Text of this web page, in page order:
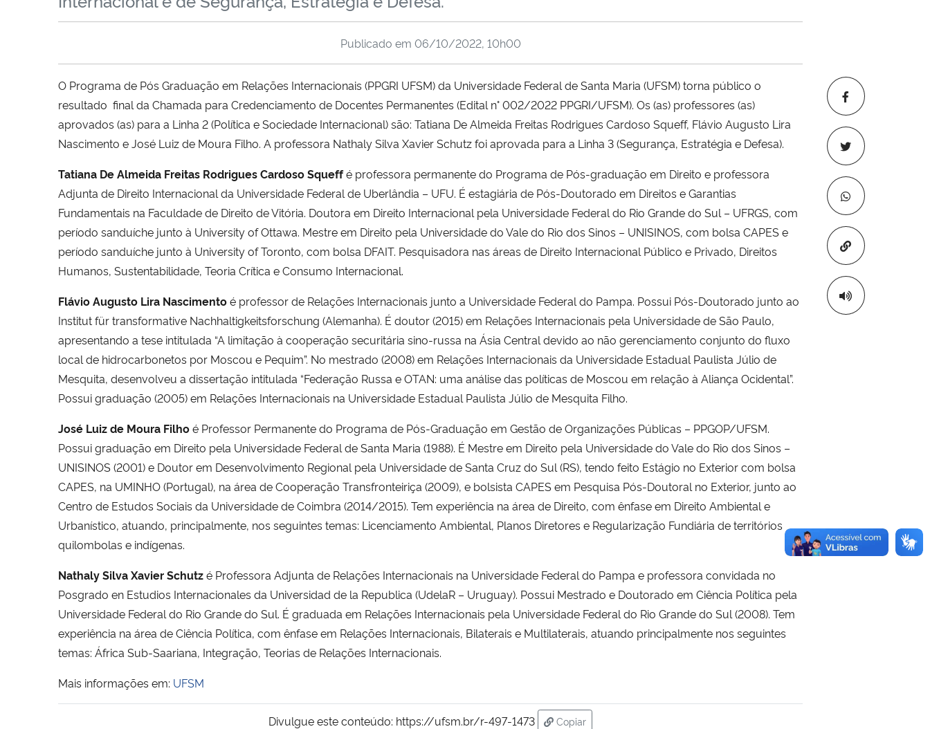
Copiar para
Publicado em 06/10/2022, 10h00
O Programa de Pós Graduação em Relações Internacionais (PPGRI UFSM) da Universidade Federal de Santa Maria (UFSM) torna público o
resultado final da Chamada para Credenciamento de Docentes Permanentes (Edital n° 002/2022 PPGRI/UFSM). Os (as) professores (as)
aprovados (as) para a Linha 2 (Política e Sociedade Internacional) são: Tatiana De Almeida Freitas Rodrigues Cardoso Squeff, Flávio Augusto Lira
Nascimento e José Luiz de Moura Filho. A professora Nathaly Silva Xavier Schutz foi aprovada para a Linha 3 (Segurança, Estratégia e Defesa).
Tatiana De Almeida Freitas Rodrigues Cardoso Squeffé professora permanente do Programa de Pós-graduação em Direito e professora
Adjunta de Direito Internacional da Universidade Federal de Uberlândia – UFU. É estagiária de Pós-Doutorado em Direitos e Garantias
Fundamentais na Faculdade de Direito de Vitória. Doutora em Direito Internacional pela Universidade Federal do Rio Grande do Sul – UFRGS, com
período sanduíche junto à University of Ottawa. Mestre em Direito pela Universidade do Vale do Rio dos Sinos – UNISINOS, com bolsa CAPES e
período sanduíche junto à University of Toronto, com bolsa DFAIT. Pesquisadora nas áreas de Direito Internacional Público e Privado, Direitos
Humanos, Sustentabilidade, Teoria Crítica e Consumo Internacional.
Flávio Augusto Lira Nascimentoé professor de Relações Internacionais junto a Universidade Federal do Pampa. Possui Pós-Doutorado junto ao
Institut für transformative Nachhaltigkeitsforschung (Alemanha). É doutor (2015) em Relações Internacionais pela Universidade de São Paulo,
apresentando a tese intitulada “A limitação à cooperação securitária sino-russa na Ásia Central devido ao não gerenciamento conjunto do fluxo
local de hidrocarbonetos por Moscou e Pequim”. No mestrado (2008) em Relações Internacionais da Universidade Estadual Paulista Júlio de
Mesquita, desenvolveu a dissertação intitulada “Federação Russa e OTAN: uma análise das políticas de Moscou em relação à Aliança Ocidental”.
Possui graduação (2005) em Relações Internacionais na Universidade Estadual Paulista Júlio de Mesquita Filho.
José Luiz de Moura Filhoé Professor Permanente do Programa de Pós-Graduação em Gestão de Organizações Públicas – PPGOP/UFSM.
Possui graduação em Direito pela Universidade Federal de Santa Maria (1988). É Mestre em Direito pela Universidade do Vale do Rio dos Sinos –
UNISINOS (2001) e Doutor em Desenvolvimento Regional pela Universidade de Santa Cruz do Sul (RS), tendo feito Estágio no Exterior com bolsa
CAPES, na UMINHO (Portugal), na área de Cooperação Transfronteiriça (2009), e bolsista CAPES em Pesquisa Pós-Doutoral no Exterior, junto ao
Centro de Estudos Sociais da Universidade de Coimbra (2014/2015). Tem experiência na área de Direito, com ênfase em Direito Ambiental e
Urbanístico, atuando, principalmente, nos seguintes temas: Licenciamento Ambiental, Planos Diretores e Regularização Fundiária de territórios
quilombolas e indígenas.
Nathaly Silva Xavier Schutzé Professora Adjunta de Relações Internacionais na Universidade Federal do Pampa e professora convidada no
Posgrado en Estudios Internacionales da Universidad de la Republica (UdelaR – Uruguay). Possui Mestrado e Doutorado em Ciência Política pela
Universidade Federal do Rio Grande do Sul. É graduada em Relações Internacionais pela Universidade Federal do Rio Grande do Sul (2008). Tem
experiência na área de Ciência Política, com ênfase em Relações Internacionais, Bilaterais e Multilaterais, atuando principalmente nos seguintes
temas: África Sub-Saariana, Integração, Teorias de Relações Internacionais.
Mais informações em: UFSM
Divulgue este conteúdo: https://ufsm.br/r-497-1473
Copiar